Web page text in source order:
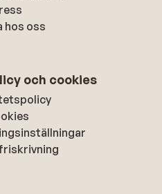
hos oss
och cookies